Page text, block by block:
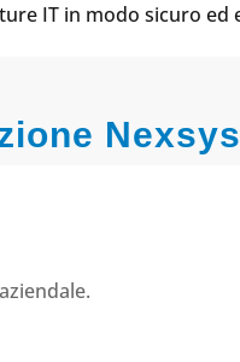
IT in modo sicuro ed
Nexsys